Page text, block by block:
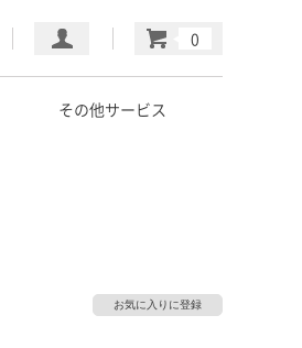
その他サービス
お気に入りに登録